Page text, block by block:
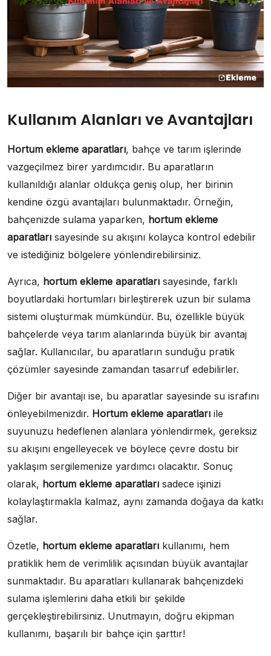
Kullanım Alanları ve Avantajları
Hortum ekleme aparatları, bahçe ve tarım işlerinde
vazgeçilmez birer yardımcıdır. Bu aparatların
kullanıldığı alanlar oldukça geniş olup, her birinin
kendine özgü avantajları bulunmaktadır. Örneğin,
bahçenizde sulama yaparken, hortum ekleme
aparatları sayesinde su akışını kolayca kontrol edebilir
ve istediğiniz bölgelere yönlendirebilirsiniz.
Ayrıca, hortum ekleme aparatları sayesinde, farklı
boyutlardaki hortumları birleştirerek uzun bir sulama
sistemi oluşturmak mümkündür. Bu, özellikle büyük
bahçelerde veya tarım alanlarında büyük bir avantaj
sağlar. Kullanıcılar, bu aparatların sunduğu pratik
çözümler sayesinde zamandan tasarruf edebilirler.
Diğer bir avantajı ise, bu aparatlar sayesinde su israfını
önleyebilmenizdir. Hortum ekleme aparatları ile
suyunuzu hedeflenen alanlara yönlendirmek, gereksiz
su akışını engelleyecek ve böylece çevre dostu bir
yaklaşım sergilemenize yardımcı olacaktır. Sonuç
olarak, hortum ekleme aparatları sadece işinizi
kolaylaştırmakla kalmaz, aynı zamanda doğaya da katkı
sağlar.
Özetle, hortum ekleme aparatları kullanımı, hem
pratiklik hem de verimlilik açısından büyük avantajlar
sunmaktadır. Bu aparatları kullanarak bahçenizdeki
sulama işlemlerini daha etkili bir şekilde
gerçekleştirebilirsiniz. Unutmayın, doğru ekipman
kullanımı, başarılı bir bahçe için şarttır!